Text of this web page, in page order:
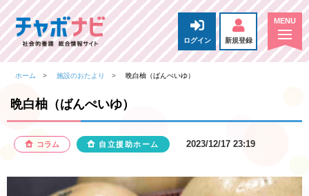
ログイン 新規登録
ホーム 施設のおたより 晩白柚（ばんぺいゆ）
晩白柚（ばんぺいゆ）
コラム 自立援助ホーム 2023/12/17 23:19